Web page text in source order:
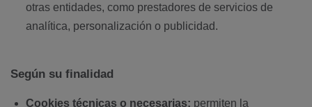
otras entidades, como prestadores de servicios de
analítica, personalización o publicidad.
Según su finalidad
Cookies técnicas o necesarias: permiten la